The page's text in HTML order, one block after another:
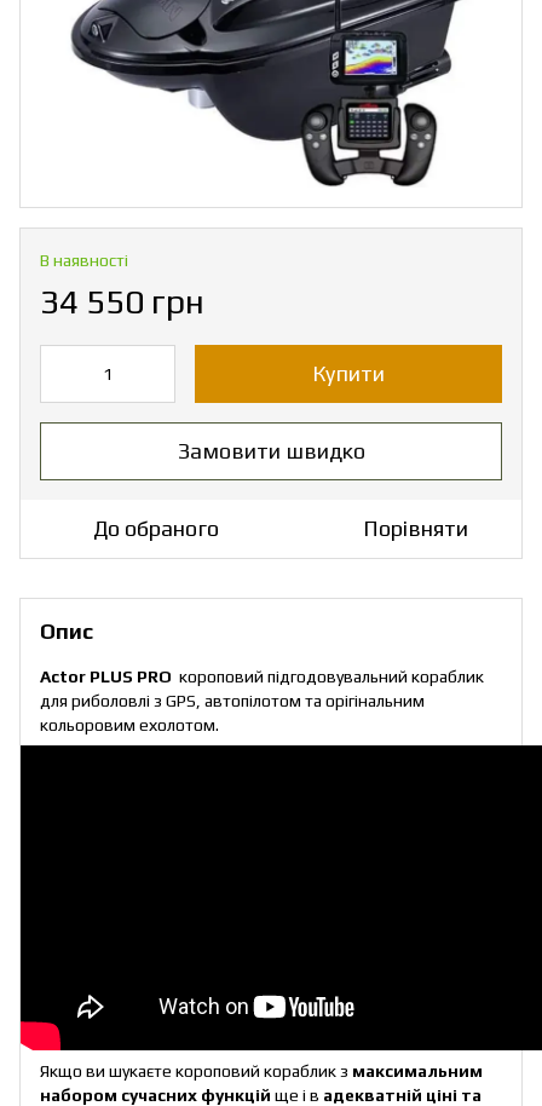
В наявності
34 550 грн
Купити
Замовити швидко
До обраного Порівняти
Опис
Actor PLUS PRO короповий підгодовувальний кораблик
для риболовлі з GPS, автопілотом та орігінальним
кольоровим ехолотом.
Якщо ви шукаєте короповий кораблик з максимальним
набором сучасних функцій ще і в адекватній ціні та